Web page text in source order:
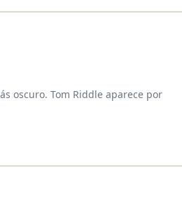
oscuro. Tom Riddle aparece por